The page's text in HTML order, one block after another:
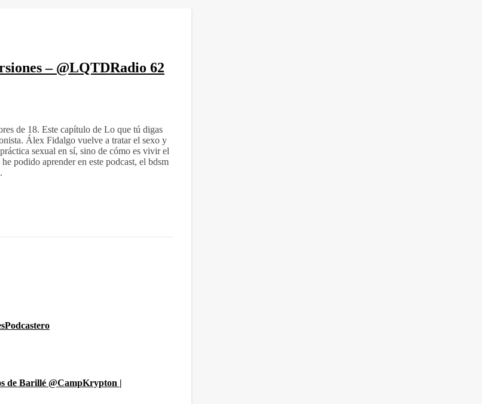
– @LQTDRadio 62
de 18. Este capítulo de Lo que tú digas
Álex Fidalgo vuelve a tratar el sexo y
sexual en sí, sino de cómo es vivir el
podido aprender en este podcast, el bdsm
de Barillé @CampKrypton |